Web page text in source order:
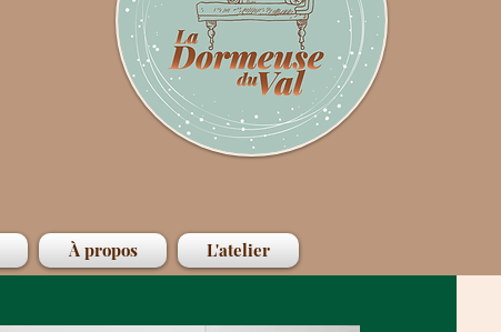
À propos L'atelier